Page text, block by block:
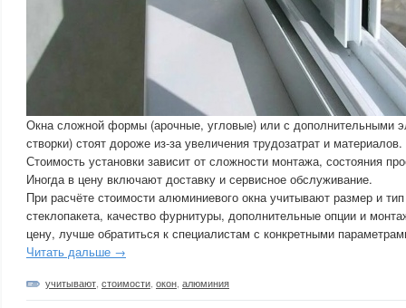
Окна сложной формы (арочные, угловые) или с дополнительными
створки) стоят дороже из-за увеличения трудозатрат и материалов.
Стоимость установки зависит от сложности монтажа, состояния
Иногда в цену включают доставку и сервисное обслуживание.
При расчёте стоимости алюминиевого окна учитывают размер и
стеклопакета, качество фурнитуры, дополнительные опции и
цену, лучше обратиться к специалистам с конкретными
Читать дальше →
учитывают стоимости окон алюминия